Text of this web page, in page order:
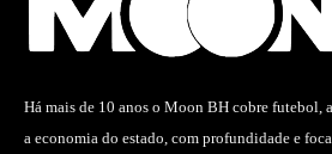
Há mais de 10 anos o Moon BH cobre futebol,
a economia do estado, com profundidade e